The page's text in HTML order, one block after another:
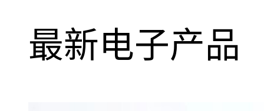
最新电子产品